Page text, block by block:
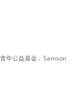
年公益基金」Samson